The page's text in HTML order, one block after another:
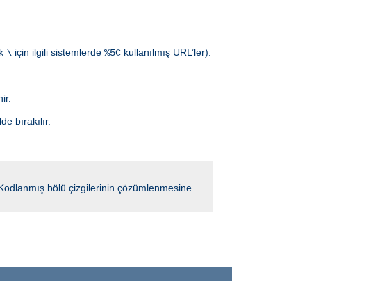
\ için ilgili sistemlerde %5C kullanılmış URL’ler).
bırakılır.
bölü çizgilerinin çözümlenmesine